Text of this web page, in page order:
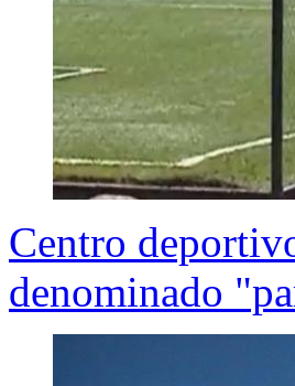
Centro
denominado